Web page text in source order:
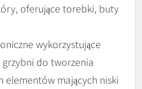
oferujące torebki, buty
wykorzystujące
grzybni do tworzenia
elementów mających niski